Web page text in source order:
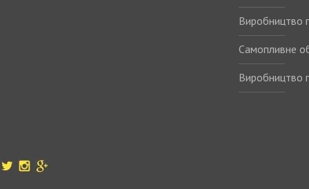
Виробництво
Самопливне
Виробництво